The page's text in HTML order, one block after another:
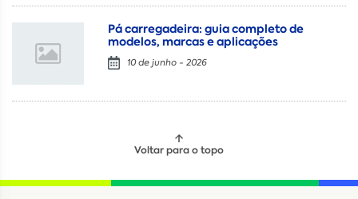
Pá carregadeira: guia completo de
modelos, marcas e aplicações
10 de junho - 2026
Voltar para o topo
Locação Compra de seminovos